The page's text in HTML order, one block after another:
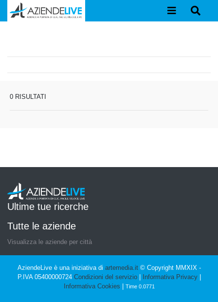
0 RISULTATI
Ultime tue ricerche
Tutte le aziende
Visualizza le aziende per città
AziendeLive è una iniziativa di artemedia.it© Copyright MMXIX -
P.IVA 05400000724 Condizioni del servizio| Informativa Privacy|
Informativa Cookies | Time 0.0771